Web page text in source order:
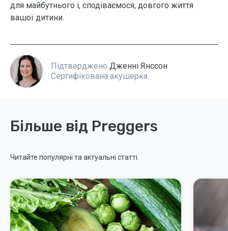
для майбутнього і, сподіваємося, довгого життя
вашої дитини.
Підтверджено Дженні Янссон
Сертифікована акушерка
Більше від Preggers
Читайте популярні та актуальні статті.